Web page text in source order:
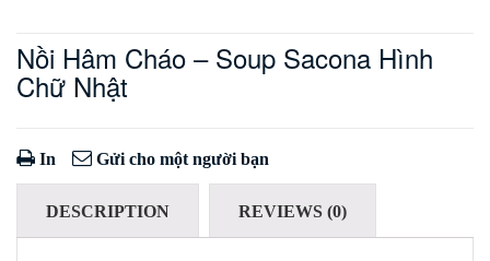
Nồi Hâm Cháo – Soup Sacona Hình
Chữ Nhật
In Gửi cho một người bạn
DESCRIPTION REVIEWS (0)